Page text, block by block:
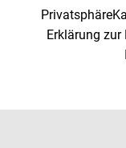
Privatsphäre
Erklärung zur